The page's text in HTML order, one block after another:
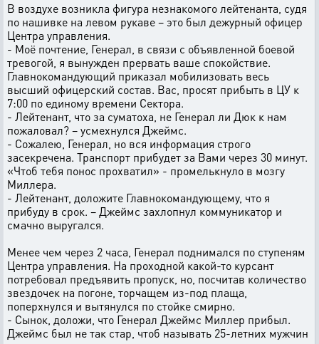
В воздухе возникла фигура незнакомого лейтенанта, судя
по нашивке на левом рукаве – это был дежурный офицер
Центра управления.
- Моё почтение, Генерал, в связи с объявленной боевой
тревогой, я вынужден прервать ваше спокойствие.
Главнокомандующий приказал мобилизовать весь
высший офицерский состав. Вас, просят прибыть в ЦУ к
7:00 по единому времени Сектора.
- Лейтенант, что за суматоха, не Генерал ли Дюк к нам
пожаловал? – усмехнулся Джеймс.
- Сожалею, Генерал, но вся информация строго
засекречена. Транспорт прибудет за Вами через 30 минут.
«Чтоб тебя понос прохватил» - промелькнуло в мозгу
Миллера.
- Лейтенант, доложите Главнокомандующему, что я
прибуду в срок. – Джеймс захлопнул коммуникатор и
смачно выругался.
Менее чем через 2 часа, Генерал поднимался по ступеням
Центра управления. На проходной какой-то курсант
потребовал предъявить пропуск, но, посчитав количество
звездочек на погоне, торчащем из-под плаща,
поперхнулся и вытянулся по стойке смирно.
- Сынок, доложи, что Генерал Джеймс Миллер прибыл.
Джеймс был не так стар, чтоб называть 25-летних мужчин